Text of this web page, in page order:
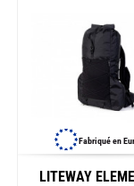
Fabriqué en
LITEWAY